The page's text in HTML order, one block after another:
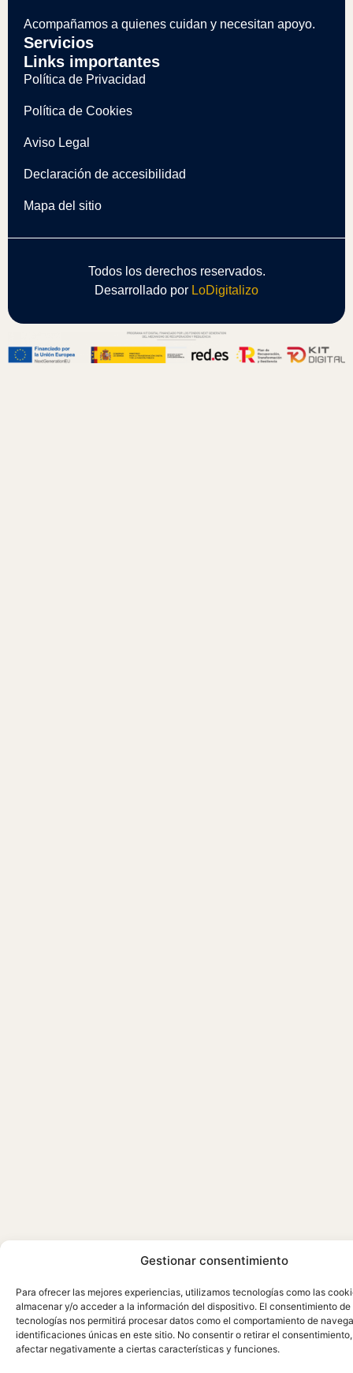
Gestionar consentimiento
Para ofrecer las mejores experiencias, utilizamos tecnologías como las
almacenar y/o acceder a la información del dispositivo. El consentimiento de
tecnologías nos permitirá procesar datos como el comportamiento de
identificaciones únicas en este sitio. No consentir o retirar el
afectar negativamente a ciertas características y funciones.
Acompañamos a quienes cuidan y necesitan apoyo.
Servicios
Links importantes
Política de Privacidad
Política de Cookies
Aviso Legal
Declaración de accesibilidad
Mapa del sitio
Todos los derechos reservados.
Desarrollado por LoDigitalizo